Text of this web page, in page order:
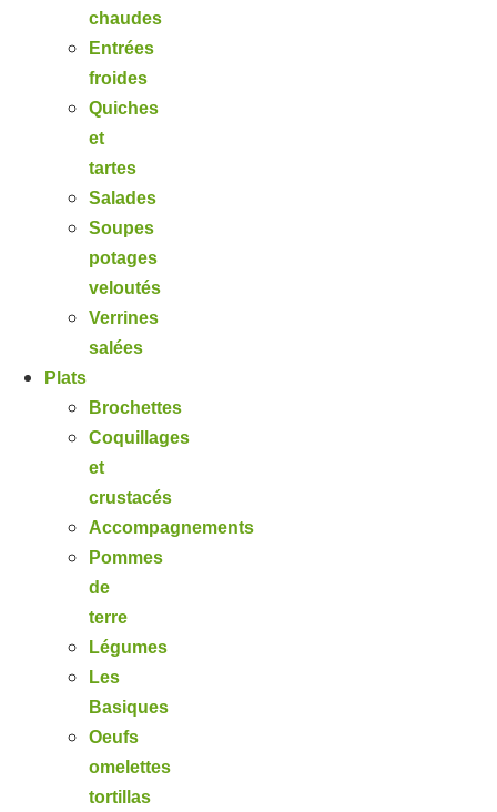
chaudes
Entrées
froides
Quiches
et
tartes
Salades
Soupes
potages
veloutés
Verrines
salées
Plats
Brochettes
Coquillages
et
crustacés
Accompagnements
Pommes
de
terre
Légumes
Les
Basiques
Oeufs
omelettes
tortillas